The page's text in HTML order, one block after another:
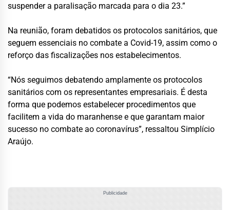
suspender a paralisação marcada para o dia 23.”
Na reunião, foram debatidos os protocolos sanitários, que
seguem essenciais no combate a Covid-19, assim como o
reforço das fiscalizações nos estabelecimentos.
“Nós seguimos debatendo amplamente os protocolos
sanitários com os representantes empresariais. É desta
forma que podemos estabelecer procedimentos que
facilitem a vida do maranhense e que garantam maior
sucesso no combate ao coronavírus”, ressaltou Simplício
Araújo.
Publicidade